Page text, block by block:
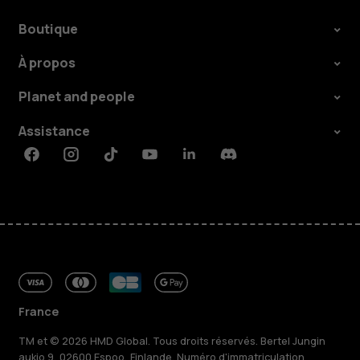
Boutique
À propos
Planet and people
Assistance
FacebookInstagramTiktokYoutubeLinkedinDiscord
France
TM et © 2026 HMD Global. Tous droits réservés. Bertel Jungin